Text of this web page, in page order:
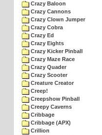
Crazy Baloon
Crazy Cannons
Crazy Clown Jumper
Crazy Cobra
Crazy Ed
Crazy Eights
Crazy Kicker Pinball
Crazy Maze Race
Crazy Quader
Crazy Scooter
Creature Creator
Creep!
Creepshow Pinball
Creepy Caverns
Cribbage
Cribbage (APX)
Crillion